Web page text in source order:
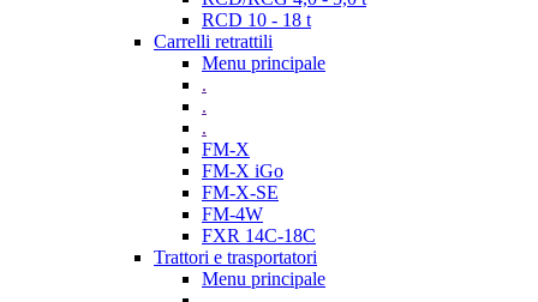
RCD 10 - 18 t
Carrelli retrattili
Menu principale
.
.
.
FM-X
FM-X iGo
FM-X-SE
FM-4W
FXR 14C-18C
Trattori e trasportatori
Menu principale